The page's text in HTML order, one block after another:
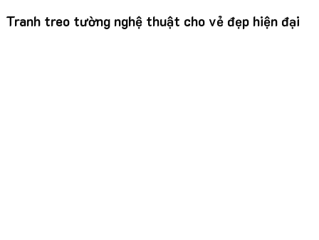
Tranh treo tường nghệ thuật cho vẻ đẹp hiện đại